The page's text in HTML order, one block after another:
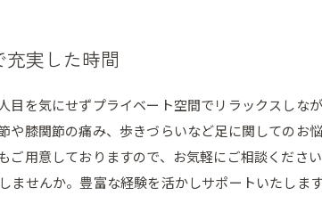
実した時間
目を気にせずプライベート空間でリラックスしな
や膝関節の痛み、歩きづらいなど足に関してのお
ご用意しておりますので、お気軽にご相談くださ
ませんか。豊富な経験を活かしサポートいたします